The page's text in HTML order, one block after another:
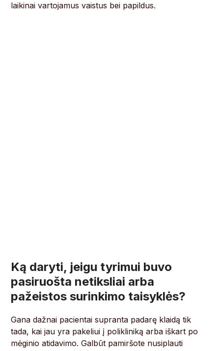
laikinai vartojamus vaistus bei papildus.
Ką daryti, jeigu tyrimui buvo
pasiruošta netiksliai arba
pažeistos surinkimo taisyklės?
Gana dažnai pacientai supranta padarę klaidą tik
tada, kai jau yra pakeliui į polikliniką arba iškart po
mėginio atidavimo. Galbūt pamiršote nusiplauti